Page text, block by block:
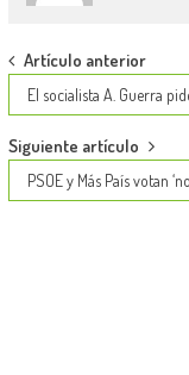
Post
navigation
Artículo anterior
El socialista A. Guerra
Siguiente artículo
PSOE y Más País votan